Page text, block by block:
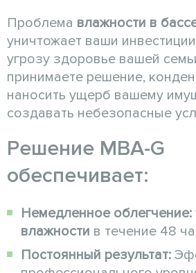
Проблема влажности в
уничтожает ваши
угрозу здоровье вашей
принимаете решение,
наносить ущерб вашему
создавать небезопасные
Решение MBA-G
обеспечивает:
Немедленное облегчение:
влажности в течение 48
Постоянный результат: